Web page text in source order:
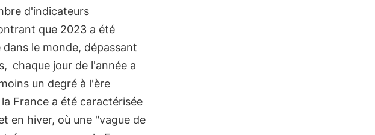
d'indicateurs
que 2023 a été
le monde, dépassant
chaque jour de l'année a
un degré à l'ère
France a été caractérisée
en hiver, où une "vague de